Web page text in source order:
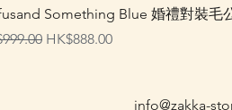
Something Blue 婚禮對裝毛
價格
促銷價格
HK$888.00
info@zakka-